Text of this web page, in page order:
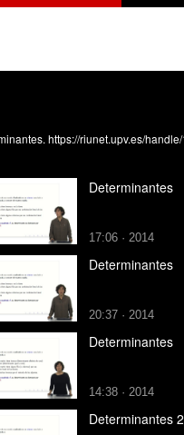
Determinantes
17:06 · 2014
Determinantes
20:37 · 2014
Determinantes
14:38 · 2014
Determinantes 2